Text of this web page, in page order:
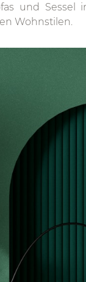
und
Wohnstilen.